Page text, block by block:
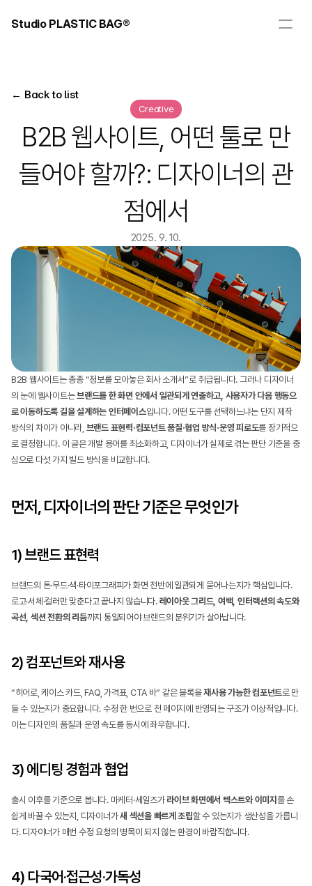
← Back to list
Creative
B2B 웹사이트, 어떤 툴로 만
들어야 할까?: 디자이너의 관
점에서
2025. 9. 10.
B2B 웹사이트는 종종 “정보를 모아놓은 회사 소개서”로 취급됩니다. 그러나 디자이너
의 눈에 웹사이트는 브랜드를 한 화면 안에서 일관되게 연출하고, 사용자가 다음 행동으
로 이동하도록 길을 설계하는 인터페이스입니다. 어떤 도구를 선택하느냐는 단지 제작
방식의 차이가 아니라, 브랜드 표현력·컴포넌트 품질·협업 방식·운영 피로도를 장기적으
로 결정합니다. 이 글은 개발 용어를 최소화하고, 디자이너가 실제로 겪는 판단 기준을 중
심으로 다섯 가지 빌드 방식을 비교합니다.
먼저, 디자이너의 판단 기준은 무엇인가
1) 브랜드 표현력
브랜드의 톤·무드·색·타이포그래피가 화면 전반에 일관되게 묻어나는지가 핵심입니다.
로고·서체·컬러만 맞춘다고 끝나지 않습니다. 레이아웃 그리드, 여백, 인터랙션의 속도와
곡선, 섹션 전환의 리듬까지 통일되어야 브랜드의 분위기가 살아납니다.
2) 컴포넌트와 재사용
“히어로, 케이스 카드, FAQ, 가격표, CTA 바” 같은 블록을 재사용 가능한 컴포넌트로 만
들 수 있는지가 중요합니다. 수정 한 번으로 전 페이지에 반영되는 구조가 이상적입니다.
이는 디자인의 품질과 운영 속도를 동시에 좌우합니다.
3) 에디팅 경험과 협업
출시 이후를 기준으로 봅니다. 마케터·세일즈가 라이브 화면에서 텍스트와 이미지 를 손
쉽게 바꿀 수 있는지, 디자이너가 새 섹션을 빠르게 조립할 수 있는지가 생산성을 가릅니
다. 디자이너가 매번 수정 요청의 병목이 되지 않는 환경이 바람직합니다.
4) 다국어·접근성·가독성
Studio PLASTIC BAG®